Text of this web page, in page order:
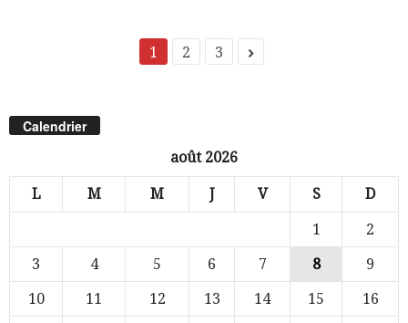
1 2 3
Calendrier
août 2026
L M M J V S D
1
2
3
4 5 6 7 8
9
10
11 12 13 14 15
16